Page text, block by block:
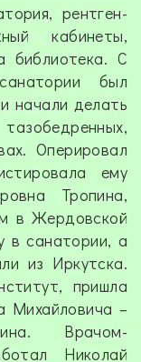
рентген-
кабинеты,
библиотека. С
был
начали делать
Оперировал
ему
Тропина,
в Жердовской
в санатории, а
из Иркутска.
пришла
Михайловича –
Врачом-
Николай